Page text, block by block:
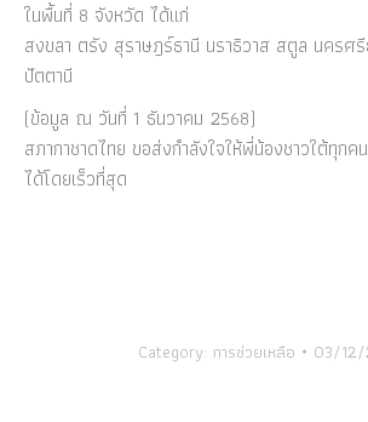
​ในพื้นที่ 8 จังหวัด ได้แก่
สงขลา ​ตรัง ​สุราษฎร์ธานี ​นราธิวาส สตูล ​นครศ
ปัตตานี
(ข้อมูล ณ วันที่ 1 ธันวาคม 2568)
สภากาชาดไทย ขอส่งกำลังใจให้พี่น้องชาวใต้ทุก
ได้โดยเร็วที่สุด
Category: การช่วยเหลือ 03/